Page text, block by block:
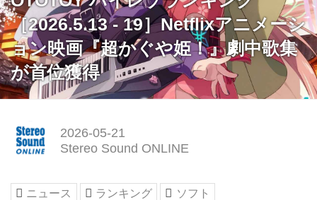
［2026.5.13 - 19］Netflixアニメーシ
ョン映画『超かぐや姫！』劇中歌集
が首位獲得
2026-05-21
Stereo Sound ONLINE
ニュース ランキング
ソフト